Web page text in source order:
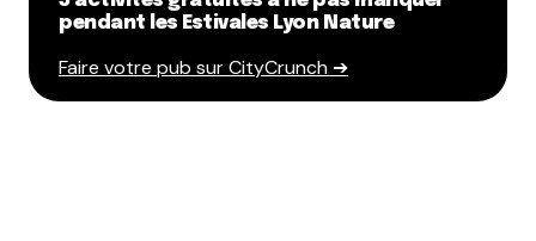
pendant les Estivales Lyon Nature
Faire votre pub sur CityCrunch ➔